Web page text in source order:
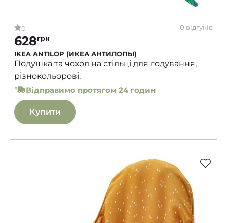
0 0 відгуків
628грн
IKEA ANTILOP (ИКЕА АНТИЛОПЫ)
Подушка та чохол на стільці для годування,
різнокольорові.
Відправимо протягом 24 годин
Купити